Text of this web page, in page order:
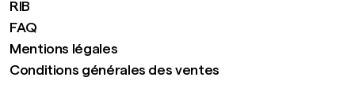
RIB
FAQ
Mentions légales
Conditions générales des ventes